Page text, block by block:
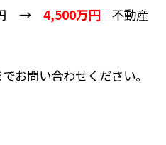
円 → 4,500万円不動産
お問い合わせください。